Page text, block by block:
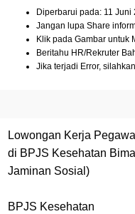
Diperbarui pada: 11 Juni
Jangan lupa Share
Klik pada Gambar untuk
Beritahu HR/Rekruter
Jika terjadi Error,
Lowongan Kerja
di BPJS Kesehatan
Jaminan Sosial)
BPJS Kesehatan